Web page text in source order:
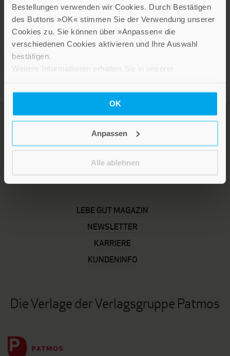
Bestellungen verwenden wir Cookies. Durch Bestätigen
des Buttons »OK« stimmen Sie der Verwendung unserer
Cookies zu. Sie können über »Anpassen« die
verschiedenen Cookies aktivieren und Ihre Auswahl
bestätigen.
Weitere Informationen erhalten Sie in unserer
OK
Anpassen
Alle ablehnen
Inkl. 19% MwSt., exkl.Versandkosten
LEBE GUT MAGAZIN
NEWSLETTER
KARRIERE
KUNDENINFO
Die Verlage der Verlagsgruppe Patmos